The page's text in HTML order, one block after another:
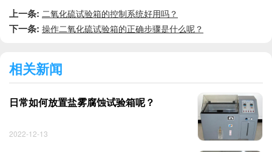
上一条: 二氧化硫试验箱的控制系统好用吗？
下一条: 操作二氧化硫试验箱的正确步骤是什么呢？
相关新闻
日常如何放置盐雾腐蚀试验箱呢？
2022-12-13